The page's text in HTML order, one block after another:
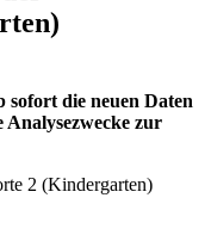
sofort die neuen Daten
Analysezwecke zur